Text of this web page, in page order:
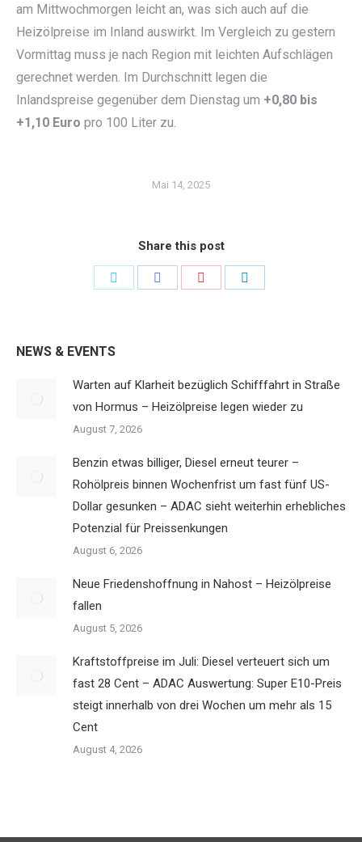
am Mittwochmorgen leicht an, was sich auch auf die
Heizölpreise im Inland auswirkt. Im Vergleich zu gestern
Vormittag muss je nach Region mit leichten Aufschlägen
gerechnet werden. Im Durchschnitt legen die
Inlandspreise gegenüber dem Dienstag um +0,80 bis
+1,10 Euro pro 100 Liter zu.
Mai 14, 2025
Share this post
NEWS & EVENTS
Warten auf Klarheit bezüglich Schifffahrt in Straße
von Hormus – Heizölpreise legen wieder zu
August 7, 2026
Benzin etwas billiger, Diesel erneut teurer –
Rohölpreis binnen Wochenfrist um fast fünf US-
Dollar gesunken – ADAC sieht weiterhin erhebliches
Potenzial für Preissenkungen
August 6, 2026
Neue Friedenshoffnung in Nahost – Heizölpreise
fallen
August 5, 2026
Kraftstoffpreise im Juli: Diesel verteuert sich um
fast 28 Cent – ADAC Auswertung: Super E10-Preis
steigt innerhalb von drei Wochen um mehr als 15
Cent
August 4, 2026